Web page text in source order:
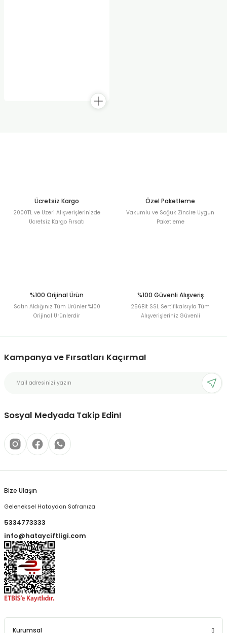
Ücretsiz Kargo
2000TL ve Üzeri Alışverişlerinizde
Ücretsiz Kargo Fırsatı
Özel Paketleme
Vakumlu ve Soğuk Zincire Uygun
Paketleme
%100 Orijinal Ürün
Satın Aldığınız Tüm Ürünler %100
Orijinal Ürünlerdir
%100 Güvenli Alışveriş
256Bit SSL Sertifikalsıyla Tüm
Alışverişleriniz Güvenli
Kampanya ve Fırsatları Kaçırma!
Sosyal Medyada Takip Edin!
Bize Ulaşın
Geleneksel Hataydan Sofranıza
5334773333
info@hatayciftligi.com
Kurumsal